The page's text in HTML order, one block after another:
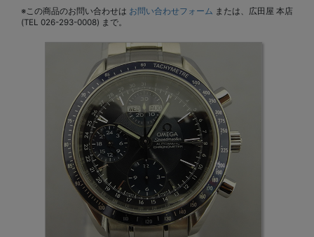
※この商品のお問い合わせは お問い合わせフォーム または、広田屋 本店
(TEL 026-293-0008) まで。